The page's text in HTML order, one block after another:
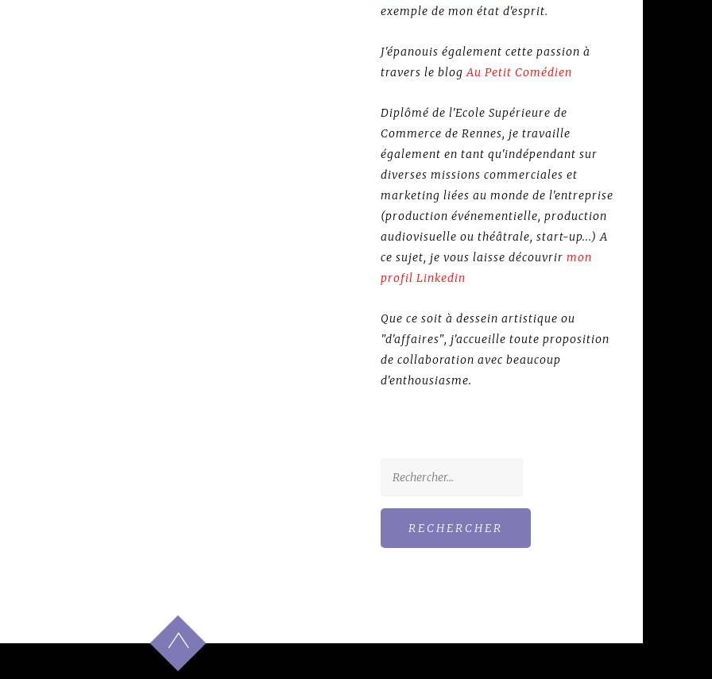
exemple de mon état d'esprit.
J'épanouis également cette passion à
travers le blogAu Petit Comédien
Diplômé de l'Ecole Supérieure de
Commerce de Rennes, je travaille
également en tant qu'indépendant sur
diverses missions commerciales et
marketing liées au monde de l'entreprise
(production événementielle, production
audiovisuelle ou théâtrale, start-up...) A
ce sujet, je vous laisse découvrir mon
profil Linkedin
Que ce soit à dessein artistique ou
"d'affaires", j'accueille toute proposition
de collaboration avec beaucoup
d'enthousiasme.